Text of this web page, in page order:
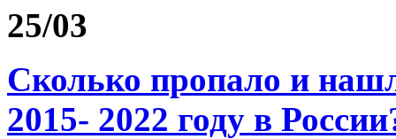
25/03
Сколько пропало и
2015- 2022 году в